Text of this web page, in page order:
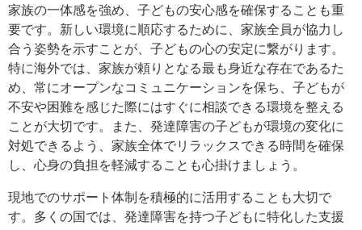
家族の一体感を強め、子どもの安心感を確保することも重
要です。新しい環境に順応するために、家族全員が協力し
合う姿勢を示すことが、子どもの心の安定に繋がります。
特に海外では、家族が頼りとなる最も身近な存在であるた
め、常にオープンなコミュニケーションを保ち、子どもが
不安や困難を感じた際にはすぐに相談できる環境を整える
ことが大切です。また、発達障害の子どもが環境の変化に
対処できるよう、家族全体でリラックスできる時間を確保
し、心身の負担を軽減することも心掛けましょう。
現地でのサポート体制を積極的に活用することも大切で
す。多くの国では、発達障害を持つ子どもに特化した支援